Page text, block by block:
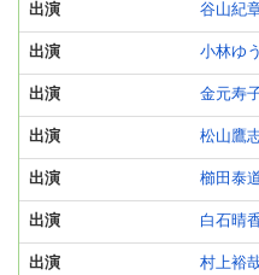
出演 谷山紀
出演 小林ゆう
出演 金元寿
出演 松山鷹
出演 櫛田泰
出演 白石晴
出演 村上裕